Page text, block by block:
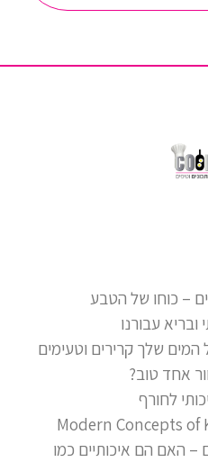
– כוחו של הטבע
ובריא עבורנו
שלך קרירים וטעימים
אחד טוב?
Modern Concepts
– האם הם איכותיים כמו